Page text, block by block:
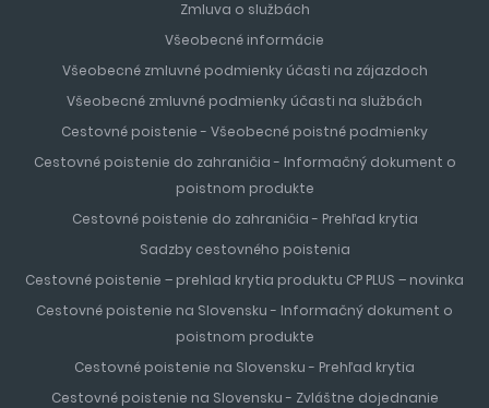
Zmluva o službách
Všeobecné informácie
Všeobecné zmluvné podmienky účasti na zájazdoch
Všeobecné zmluvné podmienky účasti na službách
Cestovné poistenie - Všeobecné poistné podmienky
Cestovné poistenie do zahraničia - Informačný dokument o
poistnom produkte
Cestovné poistenie do zahraničia - Prehľad krytia
Sadzby cestovného poistenia
Cestovné poistenie – prehlad krytia produktu CP PLUS – novinka
Cestovné poistenie na Slovensku - Informačný dokument o
poistnom produkte
Cestovné poistenie na Slovensku - Prehľad krytia
Cestovné poistenie na Slovensku - Zvláštne dojednanie